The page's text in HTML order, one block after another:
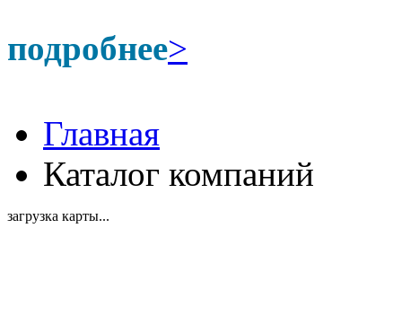
подробнее>
Главная
Каталог компаний
загрузка карты...